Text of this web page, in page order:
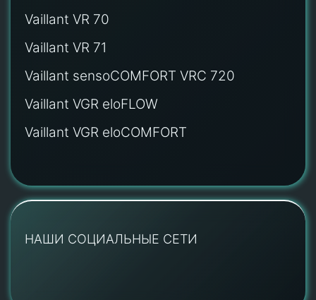
Vaillant VR 70
Vaillant VR 71
Vaillant sensoCOMFORT VRC 720
Vaillant VGR eloFLOW
Vaillant VGR eloCOMFORT
НАШИ СОЦИАЛЬНЫЕ СЕТИ